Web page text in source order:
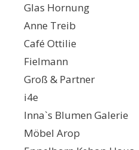
Glas Hornung
Anne Treib
Café Ottilie
Fielmann
Groß & Partner
i4e
Inna`s Blumen Galerie
Möbel Arop